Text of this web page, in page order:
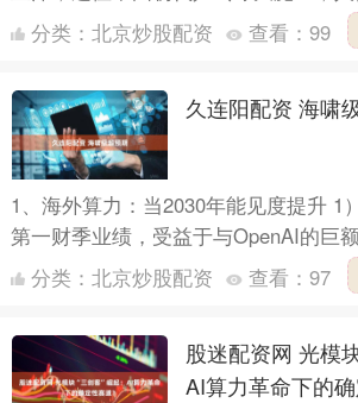
无数金牌的辉煌。五岁习球，九岁夺冠
国，她的职....
分类： 北京炒股配资 查看： 99
久连阳配资 海啸
1、海外算力：当2030年能见度提升 1
第一财季业绩，受益于与OpenAI的巨
约义务”达到4550亿美元，并预计云基
分类： 北京炒股配资 查看： 97
股迷配资网 光模
AI算力革命下的